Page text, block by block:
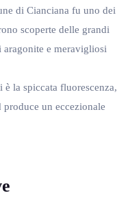
di Cianciana fu uno dei
scoperte delle grandi
e meravigliosi
la spiccata fluorescenza,
un eccezionale